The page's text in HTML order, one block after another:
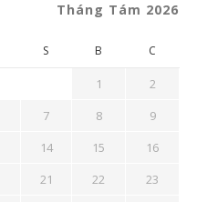
Tháng Tám 2026
S B C
1
2
7 8
9
14 15
16
21 22
23